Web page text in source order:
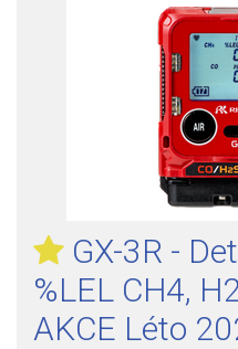
GX-3R -
%LEL CH4,
AKCE Léto